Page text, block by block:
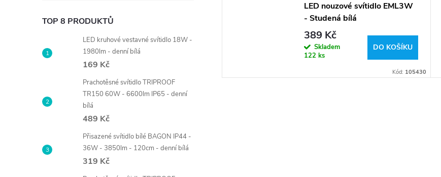
TOP 8 PRODUKTŮ
LED kruhové vestavné svítidlo 18W -
1980lm - denní bílá
169 Kč
Prachotěsné svítidlo TRIPROOF
TR150 60W - 6600lm IP65 - denní
bílá
489 Kč
Přisazené svítidlo bílé BAGON IP44 -
36W - 3850lm - 120cm - denní bílá
319 Kč
LED nouzové svítidlo EML3W
- Studená bílá
389 Kč
Skladem
122 ks
DO KOŠÍKU
Kód: 105430